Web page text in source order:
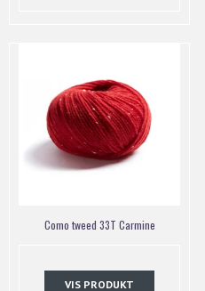
Como tweed 33T Carmine
VIS PRODUKT